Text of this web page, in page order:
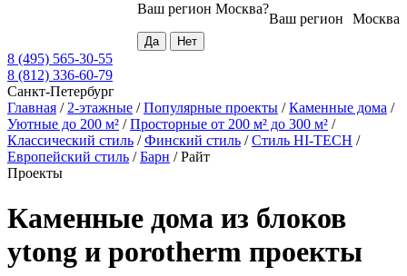
Москва
Ваш регион
Ваш регион Москва?
8 (495) 565-30-55
8 (812) 336-60-79
Санкт-Петербург
Главная / 2-этажные /Популярные проекты /Каменные дома /
Уютные до 200 м² /Просторные от 200 м² до 300 м² /
Классический стиль /Финский стиль /Стиль HI-TECH /
Европейский стиль /Барн /Райт
Проекты
Каменные дома из блоков
ytong и porotherm проекты